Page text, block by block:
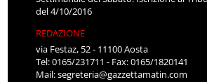
del 4/10/2016
REDAZIONE
via Festaz, 52 - 11100 Aosta
Tel: 0165/231711 - Fax: 0165/1820141
Mail:segreteria@gazzettamatin.com